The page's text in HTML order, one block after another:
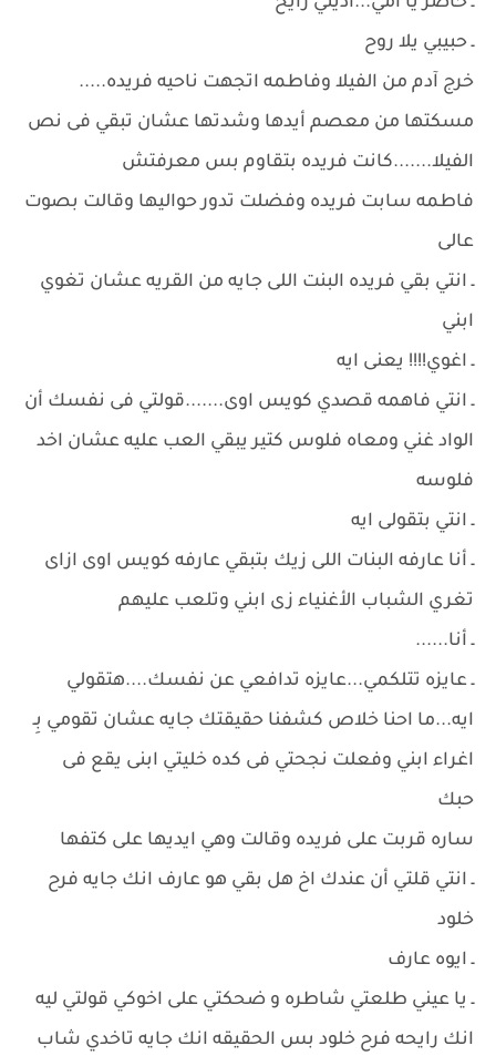
ـ حبيبي يلا روح
خرج آدم من الفيلا وفاطمه اتجهت ناحيه فريده.....
مسكتها من معصم أيدها وشدتها عشان تبقي فى نص
الفيلا.......كانت فريده بتقاوم بس معرفتش
فاطمه سابت فريده وفضلت تدور حواليها وقالت بصوت
عالى
ـ انتي بقي فريده البنت اللى جايه من القريه عشان تغوي
ابني
ـ اغوي!!!! يعنى ايه
ـ انتي فاهمه قصدي كويس اوى.......قولتي فى نفسك أن
الواد غني ومعاه فلوس كتير يبقي العب عليه عشان اخد
فلوسه
ـ انتي بتقولى ايه
ـ أنا عارفه البنات اللى زيك بتبقي عارفه كويس اوى ازاى
تغري الشباب الأغنياء زى ابني وتلعب عليهم
ـ أنا......
ـ عايزه تتلكمي...عايزه تدافعي عن نفسك....هتقولي
ايه...ما احنا خلاص كشفنا حقيقتك جايه عشان تقومي بِـ
اغراء ابني وفعلت نجحتي فى كده خليتي ابنى يقع فى
حبك
ساره قربت على فريده وقالت وهي ايديها على كتفها
ـ انتي قلتي أن عندك اخ هل بقي هو عارف انك جايه فرح
خلود
ـ ايوه عارف
ـ يا عيني طلعتي شاطره و ضحكتي على اخوكي قولتي ليه
انك رايحه فرح خلود بس الحقيقه انك جايه تاخدي شاب